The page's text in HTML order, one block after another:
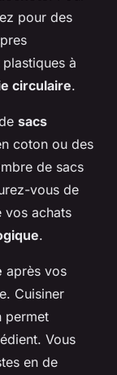
pour des
à
circulaire.
sacs
coton ou des
de sacs
vous de
vos achats
.
après vos
Cuisiner
permet
Vous
en de